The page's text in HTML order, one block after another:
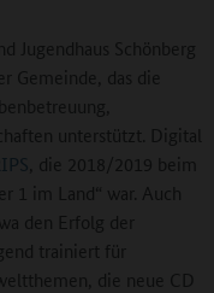
Jugendhaus Schönberg
Gemeinde, das die
unterstützt. Digital
, die 2018/2019 beim
1 im Land“ war. Auch
den Erfolg der
trainiert für
die neue CD